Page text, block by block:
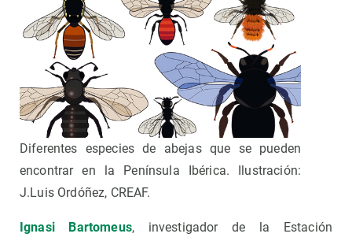
Diferentes especies de abejas que se pueden
encontrar en la Península Ibérica. Ilustración:
J.Luis Ordóñez, CREAF.
Ignasi Bartomeus, investigador de la Estación